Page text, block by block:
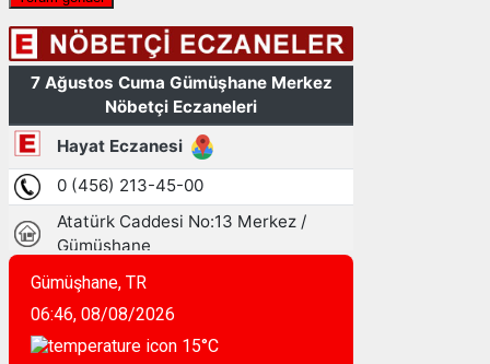
Gümüşhane, TR
06:46, 08/08/2026
15°C